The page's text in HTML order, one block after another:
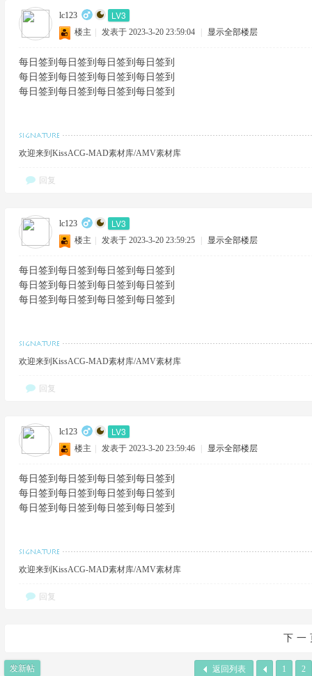
lc123 LV3
楼主 发表于 2023-3-20 23:59:04 显示全部楼层
每日签到每日签到每日签到每日签到
每日签到每日签到每日签到每日签到
每日签到每日签到每日签到每日签到
欢迎来到KissACG-MAD素材库/AMV素材库
回复
lc123 LV3
楼主 发表于 2023-3-20 23:59:25 显示全部楼层
每日签到每日签到每日签到每日签到
每日签到每日签到每日签到每日签到
每日签到每日签到每日签到每日签到
欢迎来到KissACG-MAD素材库/AMV素材库
回复
lc123 LV3
楼主 发表于 2023-3-20 23:59:46 显示全部楼层
每日签到每日签到每日签到每日签到
每日签到每日签到每日签到每日签到
每日签到每日签到每日签到每日签到
欢迎来到KissACG-MAD素材库/AMV素材库
回复
下
1 2
返回列表
发新帖